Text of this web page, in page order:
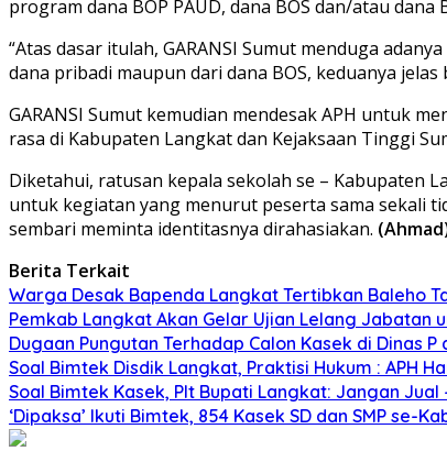
program dana BOP PAUD, dana BOS dan/atau
“Atas dasar itulah, GARANSI Sumut menduga
dana pribadi maupun dari dana BOS, keduanya
GARANSI Sumut kemudian mendesak APH untuk
rasa di Kabupaten Langkat dan Kejaksaan Tinggi
Diketahui, ratusan kepala sekolah se – Kabupaten
untuk kegiatan yang menurut peserta sama sekali
sembari meminta identitasnya dirahasiakan.
Berita Terkait
Warga Desak Bapenda Langkat Tertibkan Baleho
Pemkab Langkat Akan Gelar Ujian Lelang Jabatan
Dugaan Pungutan Terhadap Calon Kasek di Dinas P
Soal Bimtek Disdik Langkat, Praktisi Hukum : APH
Soal Bimtek Kasek, Plt Bupati Langkat: Jangan Jual
‘Dipaksa’ Ikuti Bimtek, 854 Kasek SD dan SMP se-